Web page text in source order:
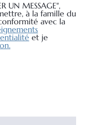
UN MESSAGE",
à la famille du
avec la
et je